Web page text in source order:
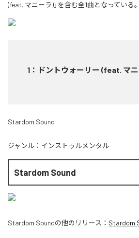
(feat. マニーラ)」を含む全1曲となっている。
1 ： ドントウォーリー (feat. マ
Stardom Sound
ジャンル： インストゥルメンタル
Stardom Sound
Stardom Soundの他のリリース： Stardom